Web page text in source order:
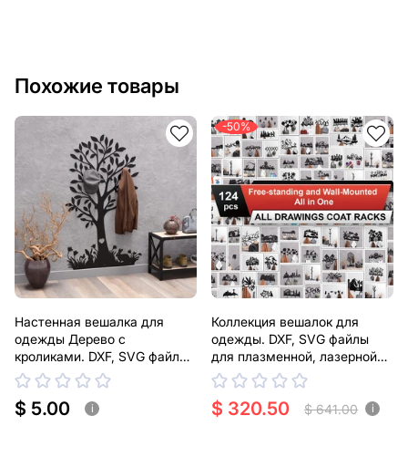
Похожие товары
Настенная вешалка для
одежды Дерево с
кроликами. DXF, SVG файлы
для плазменной, лазерной
резки
$ 5.00 i
-50%
Коллекция вешалок для
одежды. DXF, SVG файлы
для плазменной, лазерной
резки
$ 320.50 $ 641.00 i